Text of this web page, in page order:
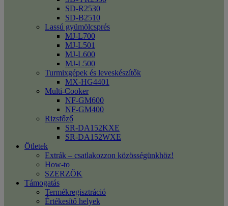
SD-R2530
SD-B2510
Lassú gyümölcsprés
MJ-L700
MJ-L501
MJ-L600
MJ-L500
Turmixgépek és leveskészítők
MX-HG4401
Multi-Cooker
NF-GM600
NF-GM400
Rizsfőző
SR-DA152KXE
SR-DA152WXE
Ötletek
Extrák – csatlakozzon közösségünkhöz!
How-to
SZERZŐK
Támogatás
Termékregisztráció
Értékesítő helyek